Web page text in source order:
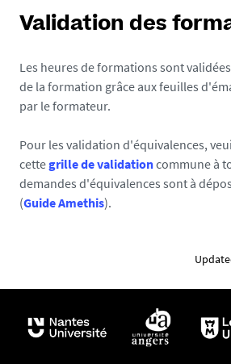
Validation des
Les heures de formations sont
de la formation grâce aux feuilles
par le formateur.
Pour les validation d'équivalences,
cettegrille de validationcommune à
demandes d'équivalences sont à
(Guide Amethis).